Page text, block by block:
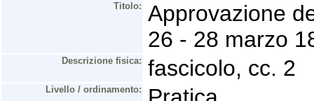
Titolo:
Approvazione
26 - 28 marzo
Descrizione fisica: fascicolo, cc. 2
Livello / ordinamento: